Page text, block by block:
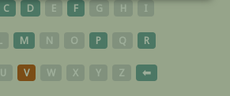
C D E F G H I
M N O P Q R
U V W X Y Z ⬅